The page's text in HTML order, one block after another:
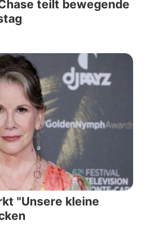
teilt bewegende
"Unsere kleine